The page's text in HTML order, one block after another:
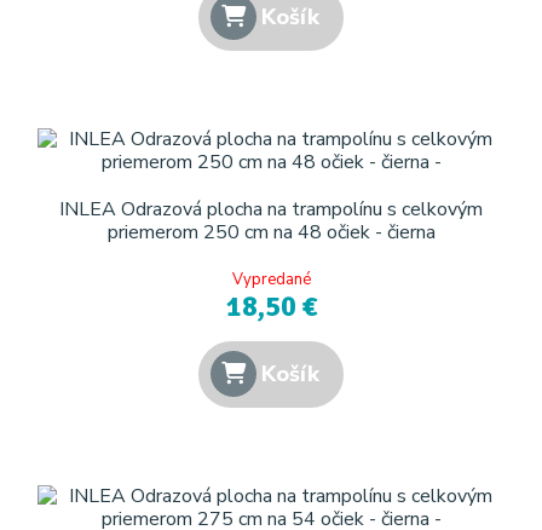
Košík
INLEA Odrazová plocha na trampolínu s celkovým
priemerom 250 cm na 48 očiek - čierna
Vypredané
18,50 €
Košík